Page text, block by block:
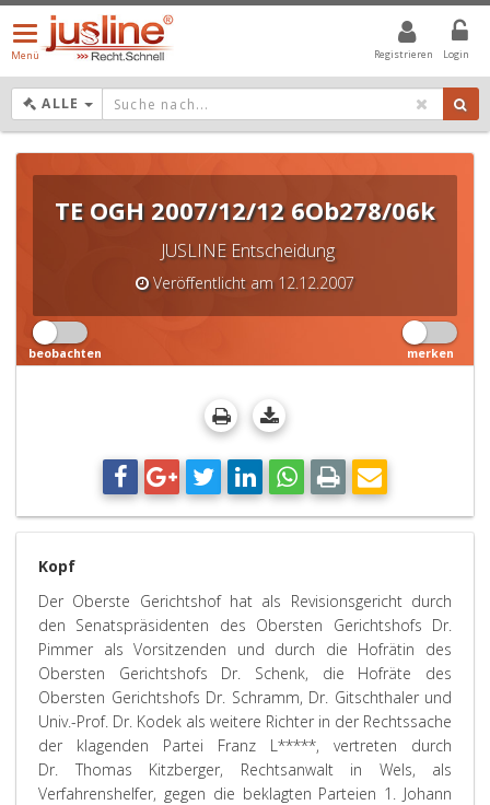
Registrieren Login
Menü
öffnen/schließen
Menü
ALLE DROPDOWN: GEWÄHLTER WERT IST ALLE
TE OGH 2007/12/12 6Ob278/06k
JUSLINE Entscheidung
Veröffentlicht am 12.12.2007
beobachten merken
Kopf
Der Oberste Gerichtshof hat als Revisionsgericht durch
den Senatspräsidenten des Obersten Gerichtshofs Dr.
Pimmer als Vorsitzenden und durch die Hofrätin des
Obersten Gerichtshofs Dr. Schenk, die Hofräte des
Obersten Gerichtshofs Dr. Schramm, Dr. Gitschthaler und
Univ.-Prof. Dr. Kodek als weitere Richter in der Rechtssache
der klagenden Partei Franz L*****, vertreten durch
Dr. Thomas Kitzberger, Rechtsanwalt in Wels, als
Verfahrenshelfer, gegen die beklagten Parteien 1. Johann